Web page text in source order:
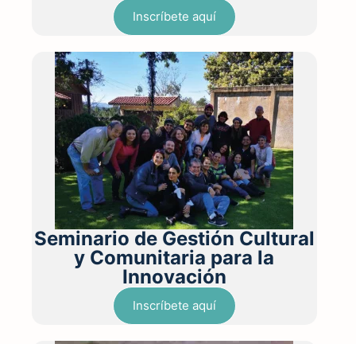
Inscríbete aquí
Seminario de Gestión Cultural
y Comunitaria para la
Innovación
Inscríbete aquí